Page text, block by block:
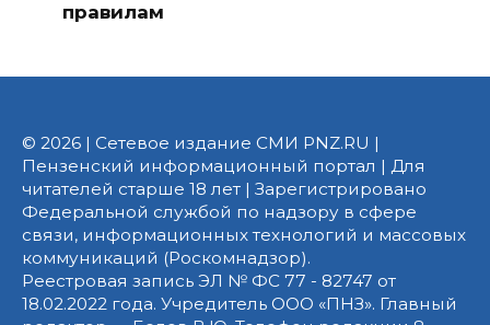
правилам
© 2026 | Сетевое издание СМИ PNZ.RU |
Пензенский информационный портал | Для
читателей старше 18 лет | Зарегистрировано
Федеральной службой по надзору в сфере
связи, информационных технологий и массовых
коммуникаций (Роскомнадзор).
Реестровая запись ЭЛ № ФС 77 - 82747 от
18.02.2022 года. Учредитель ООО «ПНЗ». Главный